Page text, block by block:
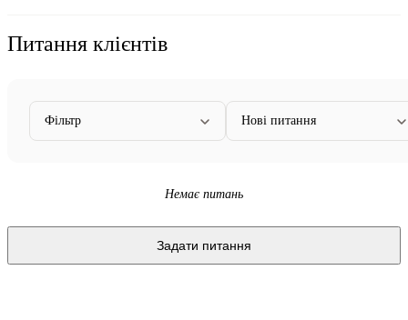
Питання клієнтів
Фільтр Нові питання
Немає питань
Задати питання